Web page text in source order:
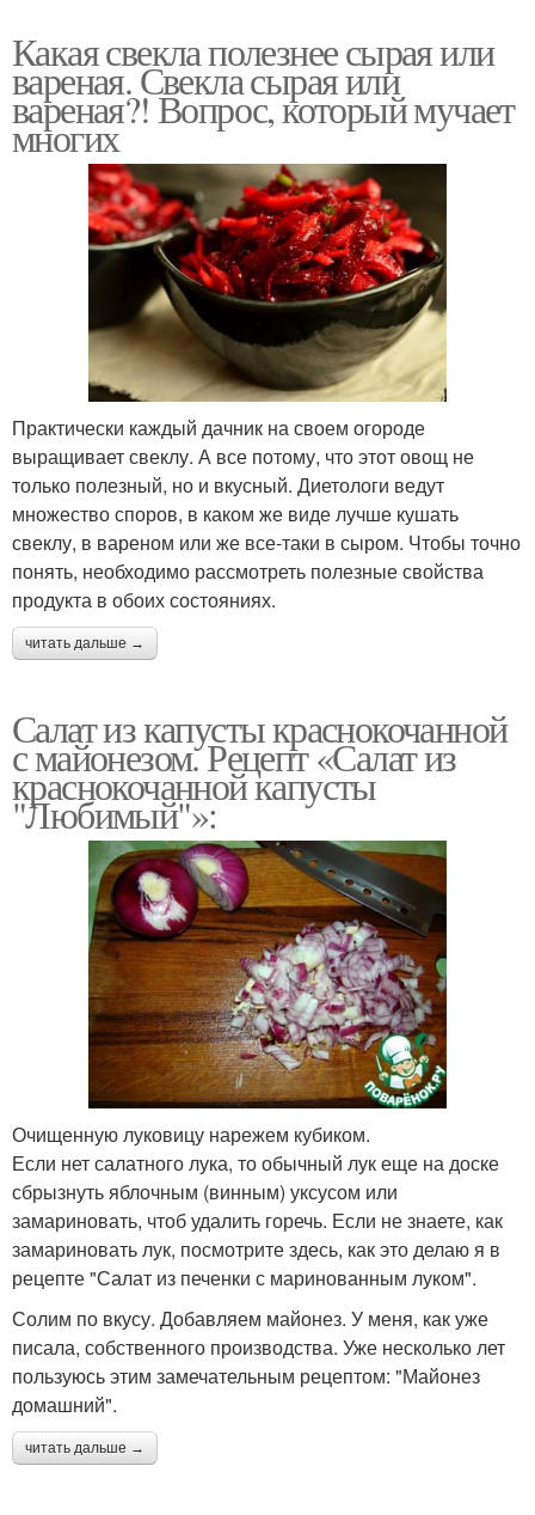
Какая свекла полезнее сырая или
вареная. Свекла сырая или
вареная?! Вопрос, который мучает
многих
Практически каждый дачник на своем огороде
выращивает свеклу. А все потому, что этот овощ не
только полезный, но и вкусный. Диетологи ведут
множество споров, в каком же виде лучше кушать
свеклу, в вареном или же все-таки в сыром. Чтобы точно
понять, необходимо рассмотреть полезные свойства
продукта в обоих состояниях.
читать дальше →
Салат из капусты краснокочанной
с майонезом. Рецепт «Салат из
краснокочанной капусты
"Любимый"»:
Очищенную луковицу нарежем кубиком.
Если нет салатного лука, то обычный лук еще на доске
сбрызнуть яблочным (винным) уксусом или
замариновать, чтоб удалить горечь. Если не знаете, как
замариновать лук, посмотрите здесь, как это делаю я в
рецепте "Салат из печенки с маринованным луком".
Солим по вкусу. Добавляем майонез. У меня, как уже
писала, собственного производства. Уже несколько лет
пользуюсь этим замечательным рецептом: "Майонез
домашний".
читать дальше →